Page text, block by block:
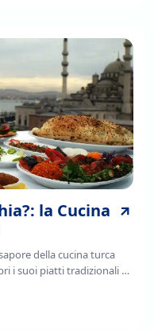
la Cucina
della cucina turca
i suoi piatti tradizionali ,
regionali,